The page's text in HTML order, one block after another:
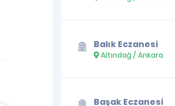
Balık Eczanesi
Altındağ / Ankara
Başak Eczanesi